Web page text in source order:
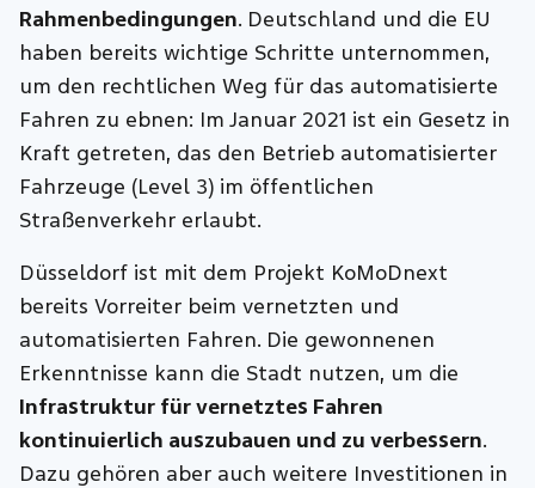
Rahmenbedingungen. Deutschland und die EU
haben bereits wichtige Schritte unternommen,
um den rechtlichen Weg für das automatisierte
Fahren zu ebnen: Im Januar 2021 ist ein Gesetz in
Kraft getreten, das den Betrieb automatisierter
Fahrzeuge (Level 3) im öffentlichen
Straßenverkehr erlaubt.
Düsseldorf ist mit dem Projekt KoMoDnext
bereits Vorreiter beim vernetzten und
automatisierten Fahren. Die gewonnenen
Erkenntnisse kann die Stadt nutzen, um die
Infrastruktur für vernetztes Fahren
kontinuierlich auszubauen und zu verbessern.
Dazu gehören aber auch weitere Investitionen in